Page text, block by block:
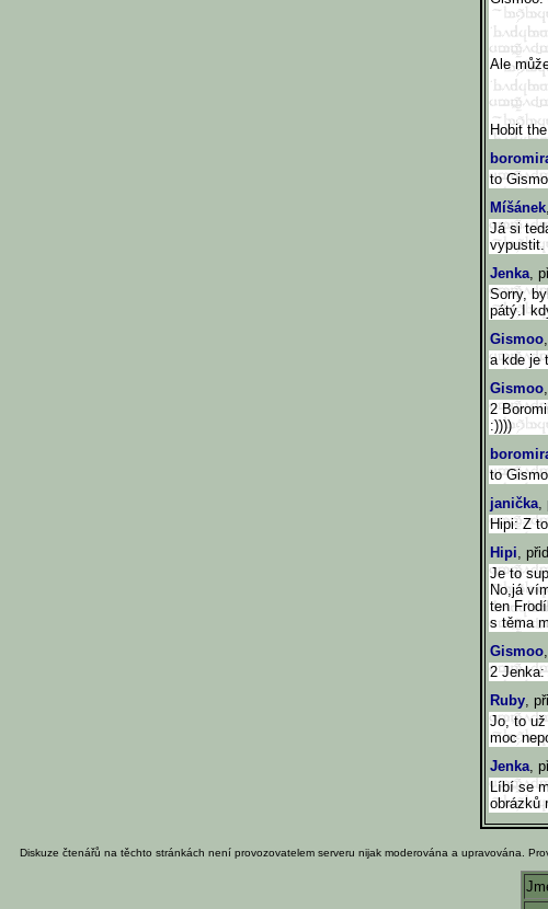
Ale
Hobit
to
Míšánek
Já si
vypustit.
Jenka,
Sorry,
pátý.I
Gismoo
a kde je
Gismoo
2
:))))
to
janička,
Hipi: Z
Hipi,
Je to
No,já
ten
s těma
Gismoo
2 Jenka:
Ruby,
Jo, to
moc
Jenka,
Líbí se
obrázků
Diskuze čtenářů na těchto stránkách není provozovatelem serveru nijak moderována a upravována.